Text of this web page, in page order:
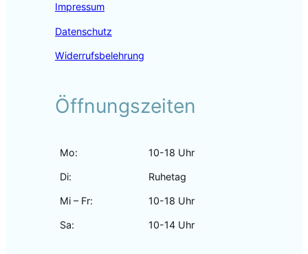
Impressum
Datenschutz
Widerrufsbelehrung
Öffnungszeiten
Mo: 10-18 Uhr
Di: Ruhetag
Mi – Fr: 10-18 Uhr
Sa: 10-14 Uhr